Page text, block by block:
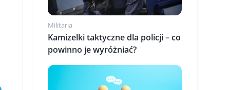
Militaria
Kamizelki taktyczne dla policji – co
powinno je wyróżniać?